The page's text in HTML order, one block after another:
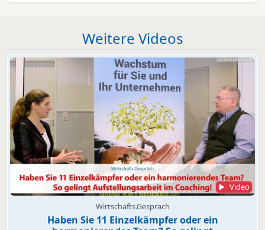
Weitere Videos
Video
Wirtschafts.Gespräch
Haben Sie 11 Einzelkämpfer oder ein